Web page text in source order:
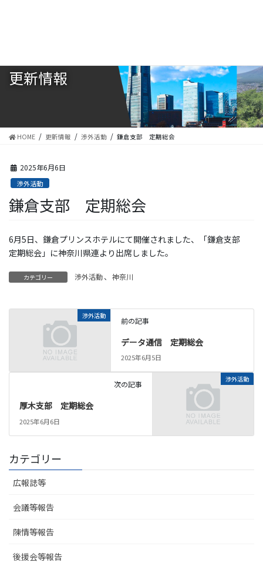
に
ョ
更新情報
HOME 更新情報 渉外活動 鎌倉支部 定期総会
2025年6月6日
渉外活動
鎌倉支部 定期総会
6月5日、鎌倉プリンスホテルにて開催されました、「鎌倉支部
定期総会」に神奈川県連より出席しました。
カテゴリー 渉外活動、 神奈川
渉外活動
前の記事
データ通信 定期総会
2025年6月5日
渉外活動
次の記事
厚木支部 定期総会
2025年6月6日
カテゴリー
広報誌等
会議等報告
陳情等報告
後援会等報告